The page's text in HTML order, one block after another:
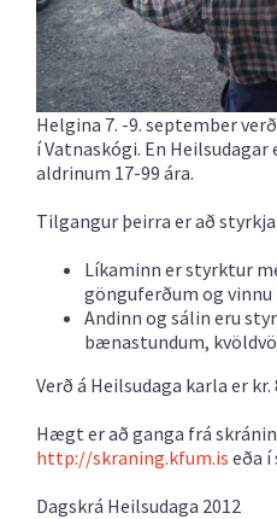
Helgina 7. -9. september
í Vatnaskógi. En
aldrinum 17-99 ára.
Tilgangur þeirra er að
Líkaminn er styrktur
gönguferðum og vinnu
Andinn og sálin eru
bænastundum,
Verð á Heilsudaga karla er kr.
Hægt er að ganga frá
http://skraning.kfum.is eða í
Dagskrá Heilsudaga 2012